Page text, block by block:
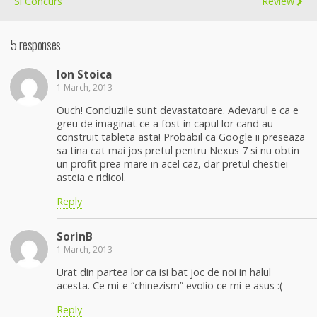
5 responses
Ion Stoica
1 March, 2013
Ouch! Concluziile sunt devastatoare. Adevarul e ca e
greu de imaginat ce a fost in capul lor cand au
construit tableta asta! Probabil ca Google ii preseaza
sa tina cat mai jos pretul pentru Nexus 7 si nu obtin
un profit prea mare in acel caz, dar pretul chestiei
asteia e ridicol.
Reply
SorinB
1 March, 2013
Urat din partea lor ca isi bat joc de noi in halul
acesta. Ce mi-e “chinezism” evolio ce mi-e asus :(
Reply